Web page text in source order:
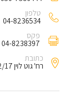
טלפון
04-8236534
פקס
04-8238397
כתובת
רח' גוט לוין 12/17 חיפה 32922